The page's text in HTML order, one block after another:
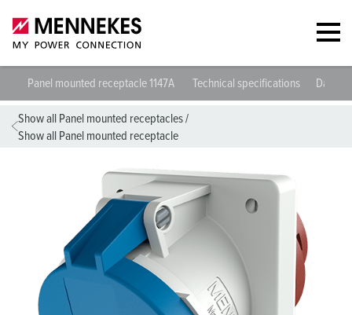
Panel mounted receptacle 1147A Technical specifications
Show all Panel mounted receptacles/
Show all Panel mounted receptacle